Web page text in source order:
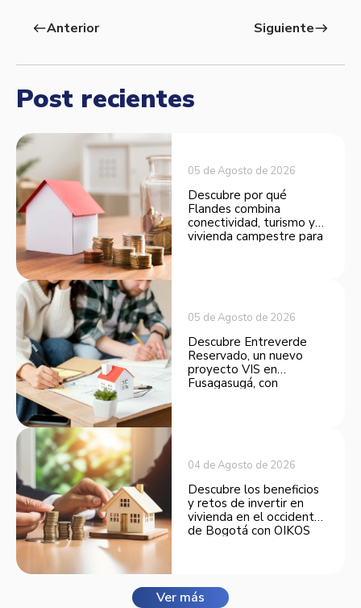
westAnterior Siguienteeast
Post recientes
05 de Agosto de 2026
Descubre por qué
Flandes combina
conectividad, turismo y
vivienda campestre para
05 de Agosto de 2026
Descubre Entreverde
Reservado, un nuevo
proyecto VIS en
Fusagasugá, con
04 de Agosto de 2026
Descubre los beneficios
y retos de invertir en
vivienda en el occidente
de Bogotá con OIKOS
Ver más